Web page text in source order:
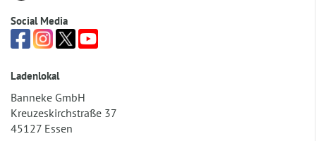
Social Media
Ladenlokal
Banneke GmbH
Kreuzeskirchstraße 37
45127 Essen